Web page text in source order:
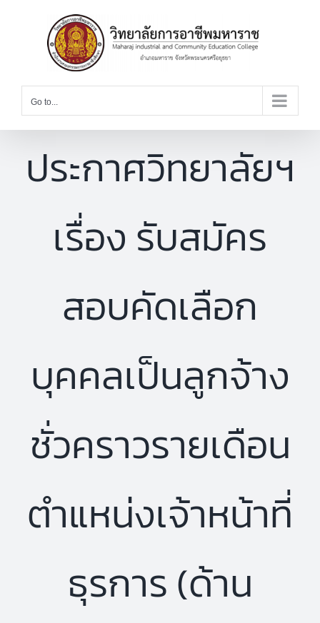
Go to...
ประกาศวิทยาลัยฯ
เรื่อง รับสมัคร
สอบคัดเลือก
บุคคลเป็นลูกจ้าง
ชั่วคราวรายเดือน
ตำแหน่งเจ้าหน้าที่
ธุรการ (ด้าน